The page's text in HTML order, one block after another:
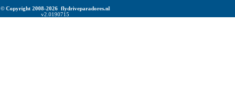
© Copyright 2008-2026 flydriveparadores.nl
v2.0190715